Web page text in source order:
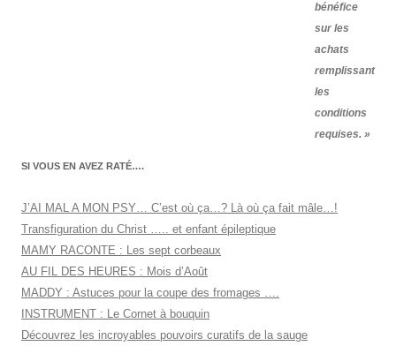
bénéfice
sur les
achats
remplissant
les
conditions
requises. »
SI VOUS EN AVEZ RATÉ….
J’AI MAL A MON PSY… C’est où ça…? Là où ça fait mâle…!
Transfiguration du Christ ….. et enfant épileptique
MAMY RACONTE : Les sept corbeaux
AU FIL DES HEURES : Mois d’Août
MADDY : Astuces pour la coupe des fromages ….
INSTRUMENT : Le Cornet à bouquin
Découvrez les incroyables pouvoirs curatifs de la sauge